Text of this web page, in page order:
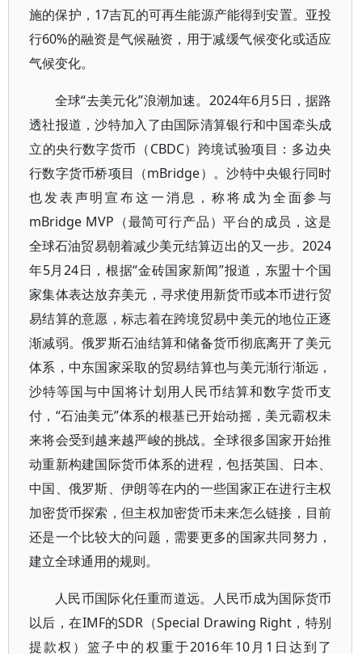
施的保护，17吉瓦的可再生能源产能得到安置。亚投
行60%的融资是气候融资，用于减缓气候变化或适应
气候变化。
全球“去美元化”浪潮加速。2024年6月5日，据路
透社报道，沙特加入了由国际清算银行和中国牵头成
立的央行数字货币（CBDC）跨境试验项目：多边央
行数字货币桥项目（mBridge）。沙特中央银行同时
也发表声明宣布这一消息，称将成为全面参与
mBridge MVP（最简可行产品）平台的成员，这是
全球石油贸易朝着减少美元结算迈出的又一步。2024
年5月24日，根据“金砖国家新闻”报道，东盟十个国
家集体表达放弃美元，寻求使用新货币或本币进行贸
易结算的意愿，标志着在跨境贸易中美元的地位正逐
渐减弱。俄罗斯石油结算和储备货币彻底离开了美元
体系，中东国家采取的贸易结算也与美元渐行渐远，
沙特等国与中国将计划用人民币结算和数字货币支
付，“石油美元”体系的根基已开始动摇，美元霸权未
来将会受到越来越严峻的挑战。全球很多国家开始推
动重新构建国际货币体系的进程，包括英国、日本、
中国、俄罗斯、伊朗等在内的一些国家正在进行主权
加密货币探索，但主权加密货币未来怎么链接，目前
还是一个比较大的问题，需要更多的国家共同努力，
建立全球通用的规则。
人民币国际化任重而道远。人民币成为国际货币
以后，在IMF的SDR（Special Drawing Right，特别
提款权）篮子中的权重于2016年10月1日达到了